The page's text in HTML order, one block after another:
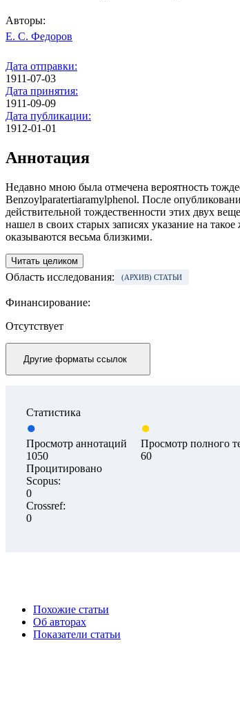
Авторы:
Е. С. Федоров
Дата отправки:
1911-07-03
Дата принятия:
1911-09-09
Дата публикации:
1912-01-01
Аннотация
Недавно мною была отмечена вероятность
Benzoylparatertiaramylphenol. После
действительной тождественности этих двух
нашел в своих старых записях указание на
оказываются весьма близкими.
Читать целиком
Область исследования: (АРХИВ) СТАТЬИ
Финансирование:
Отсутствует
Другие форматы ссылок
Статистика
Просмотр аннотаций
1050
Просмотр полного
60
Процитировано
Scopus:
0
Crossref:
0
Похожие статьи
Об авторах
Показатели статьи